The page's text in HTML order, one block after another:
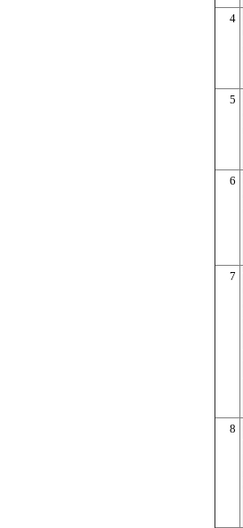
4
5
6
7
8